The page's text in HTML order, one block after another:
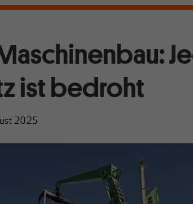
ist bedroht
2025